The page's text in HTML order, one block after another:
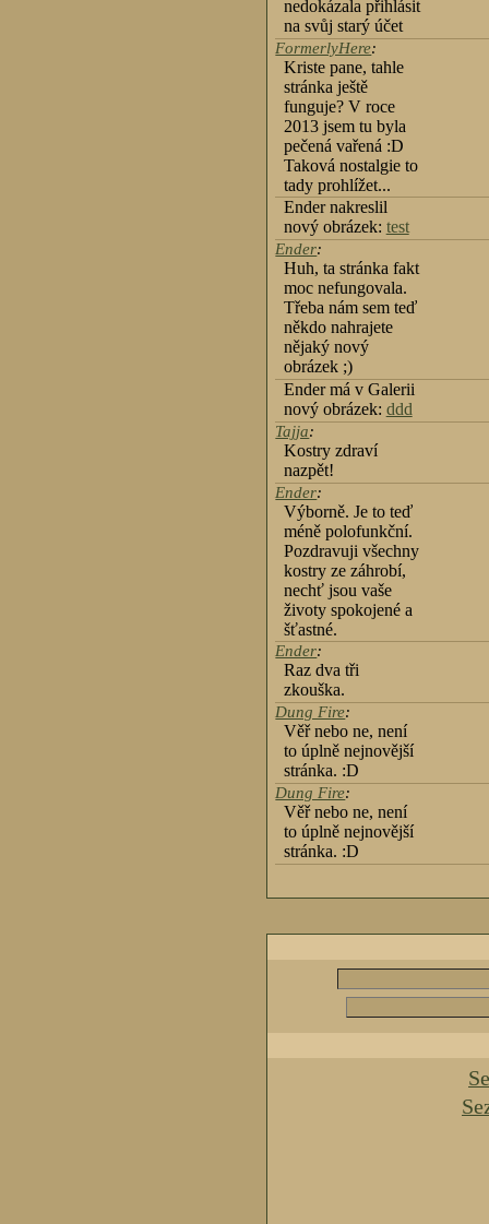
nedokázala přihlásit
na svůj starý účet
FormerlyHere:
Kriste pane, tahle
stránka ještě
funguje? V roce
2013 jsem tu byla
pečená vařená :D
Taková nostalgie to
tady prohlížet...
Ender nakreslil
nový obrázek: test
Ender:
Huh, ta stránka fakt
moc nefungovala.
Třeba nám sem teď
někdo nahrajete
nějaký nový
obrázek ;)
Ender má v Galerii
nový obrázek: ddd
Tajja:
Kostry zdraví
nazpět!
Ender:
Výborně. Je to teď
méně polofunkční.
Pozdravuji všechny
kostry ze záhrobí,
nechť jsou vaše
životy spokojené a
šťastné.
Ender:
Raz dva tři
zkouška.
Dung Fire:
Věř nebo ne, není
to úplně nejnovější
stránka. :D
Dung Fire:
Věř nebo ne, není
to úplně nejnovější
stránka. :D